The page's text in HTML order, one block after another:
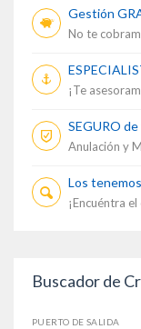
Gestión
No te
¡Te
SEGURO de
Anulación y
Los
¡Encuéntra
Buscador de
PUERTO DE SALIDA